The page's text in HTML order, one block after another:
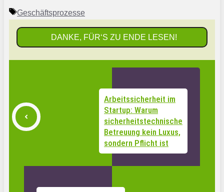
Schlagwörter
Geschäftsprozesse
DANKE, FÜR‘S ZU ENDE LESEN!
Arbeitssicherheit im
Startup: Warum
sicherheitstechnische
Betreuung kein Luxus,
sondern Pflicht ist